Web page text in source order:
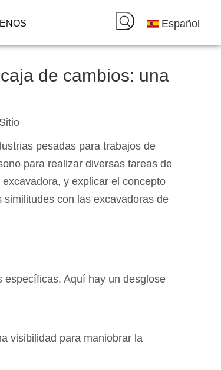
Español
de cambios: una
Sitio
pesadas para trabajos de
para realizar diversas tareas de
y explicar el concepto
similitudes con las excavadoras de
específicas. Aquí hay un desglose
visibilidad para maniobrar la